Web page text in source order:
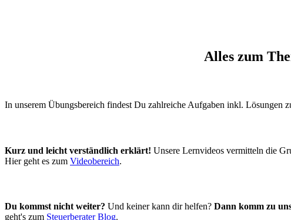
Alles zum
In unserem Übungsbereich findest Du zahlreiche Aufgaben inkl. Lösungen
Kurz und leicht verständlich erklärt! Unsere Lernvideos vermitteln die
Hier geht es zum Videobereich.
Du kommst nicht weiter? Und keiner kann dir helfen? Dann komm zu
geht's zum Steuerberater Blog.